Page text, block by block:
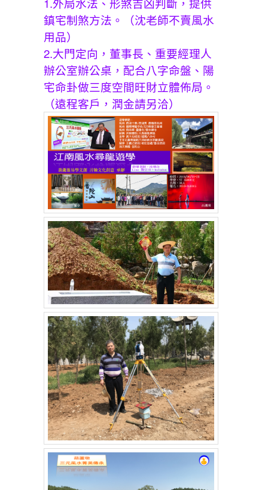
鎮宅制煞方法。（沈老師不賣風水
用品）
2.大門定向，董事長、重要經理人
辦公室辦公桌，配合八字命盤、陽
宅命卦做三度空間旺財立體佈局。
（遠程客戶，潤金請另洽）